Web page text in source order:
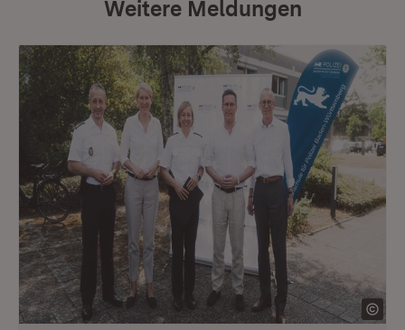
Weitere Meldungen